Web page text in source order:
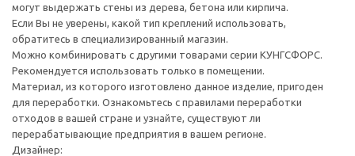
могут выдержать стены из дерева, бетона или кирпича.
Если Вы не уверены, какой тип креплений использовать,
обратитесь в специализированный магазин.
Можно комбинировать с другими товарами серии КУНГСФОРС.
Рекомендуется использовать только в помещении.
Материал, из которого изготовлено данное изделие, пригоден
для переработки. Ознакомьтесь с правилами переработки
отходов в вашей стране и узнайте, существуют ли
перерабатывающие предприятия в вашем регионе.
Дизайнер: